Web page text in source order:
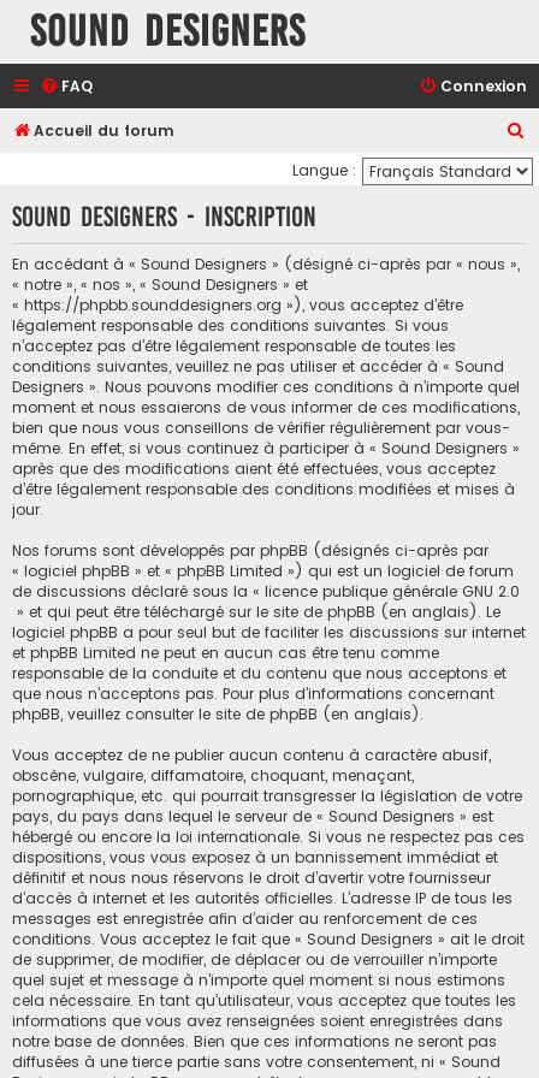
Sound Designers
FAQ Connexion
Accueil du forum
e
c
Langue :
Sound Designers - Inscription
En accédant à « Sound Designers » (désigné ci-après par « nous »,
« notre », « nos », « Sound Designers » et
« https://phpbb.sounddesigners.org »), vous acceptez d’être
légalement responsable des conditions suivantes. Si vous
n’acceptez pas d’être légalement responsable de toutes les
conditions suivantes, veuillez ne pas utiliser et accéder à « Sound
Designers ». Nous pouvons modifier ces conditions à n’importe quel
moment et nous essaierons de vous informer de ces modifications,
bien que nous vous conseillons de vérifier régulièrement par vous-
même. En effet, si vous continuez à participer à « Sound Designers »
après que des modifications aient été effectuées, vous acceptez
d’être légalement responsable des conditions modifiées et mises à
jour.
Nos forums sont développés par phpBB (désignés ci-après par
« logiciel phpBB » et « phpBB Limited ») qui est un logiciel de forum
de discussions déclaré sous la « licence publique générale GNU 2.0
» et qui peut être téléchargé sur le site de phpBB (en anglais). Le
logiciel phpBB a pour seul but de faciliter les discussions sur internet
et phpBB Limited ne peut en aucun cas être tenu comme
responsable de la conduite et du contenu que nous acceptons et
que nous n’acceptons pas. Pour plus d’informations concernant
phpBB, veuillez consulter le site de phpBB (en anglais).
Vous acceptez de ne publier aucun contenu à caractère abusif,
obscène, vulgaire, diffamatoire, choquant, menaçant,
pornographique, etc. qui pourrait transgresser la législation de votre
pays, du pays dans lequel le serveur de « Sound Designers » est
hébergé ou encore la loi internationale. Si vous ne respectez pas ces
dispositions, vous vous exposez à un bannissement immédiat et
définitif et nous nous réservons le droit d’avertir votre fournisseur
d’accès à internet et les autorités officielles. L’adresse IP de tous les
messages est enregistrée afin d’aider au renforcement de ces
conditions. Vous acceptez le fait que « Sound Designers » ait le droit
de supprimer, de modifier, de déplacer ou de verrouiller n’importe
quel sujet et message à n’importe quel moment si nous estimons
cela nécessaire. En tant qu’utilisateur, vous acceptez que toutes les
informations que vous avez renseignées soient enregistrées dans
notre base de données. Bien que ces informations ne seront pas
diffusées à une tierce partie sans votre consentement, ni « Sound